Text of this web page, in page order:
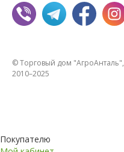
© Торговый дом "АгроАнталь",
2010–2025
Покупателю